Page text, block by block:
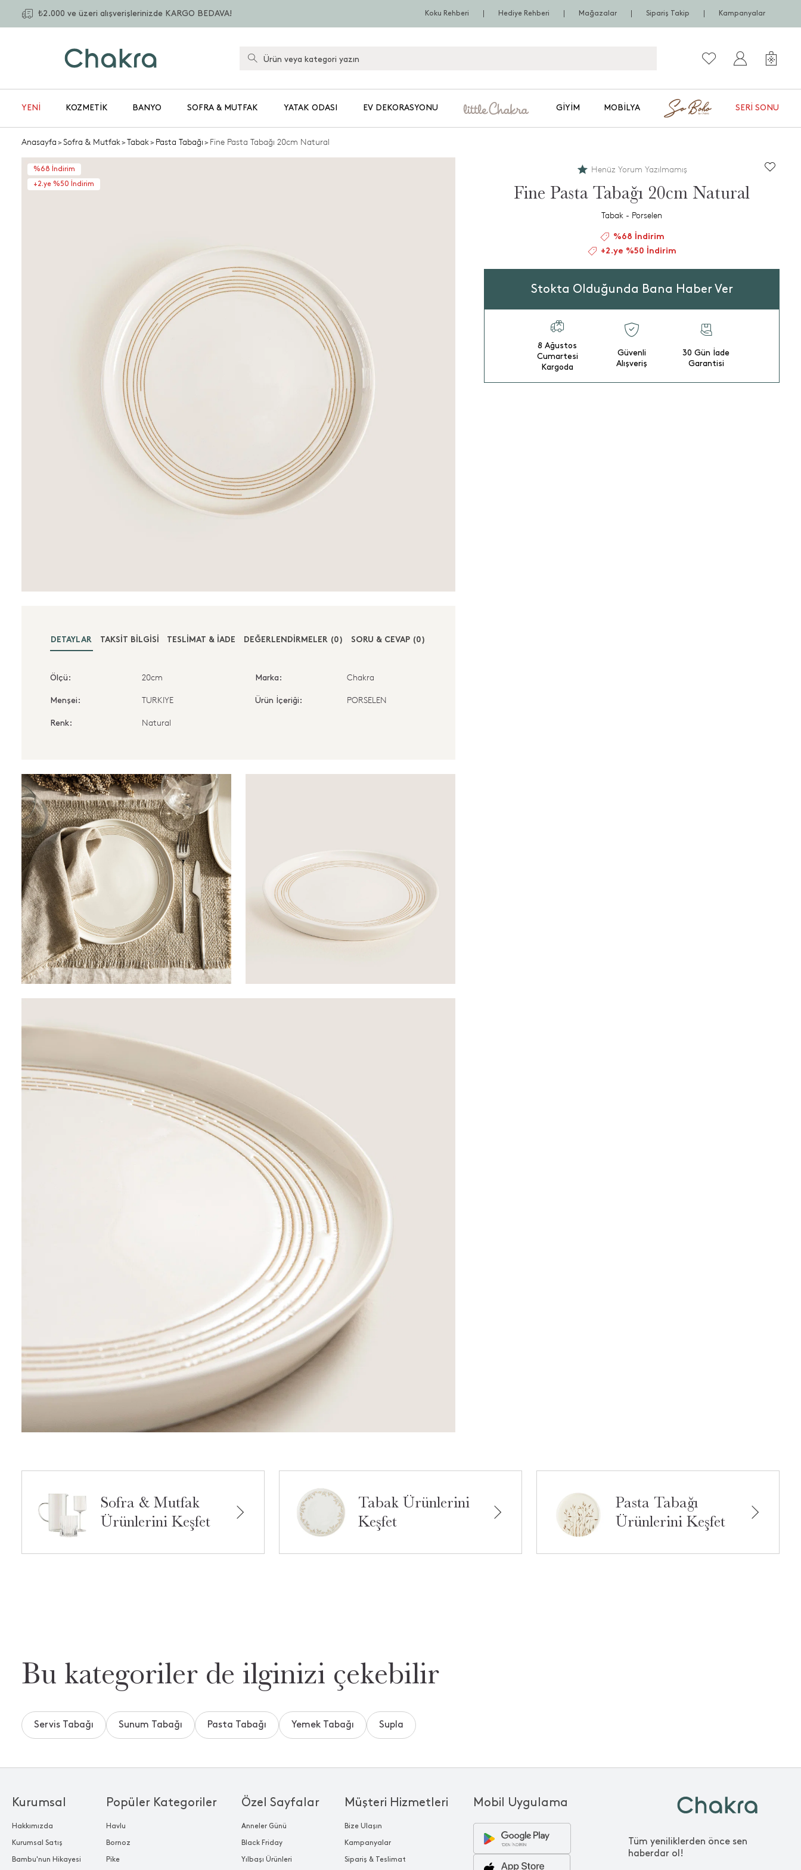
₺2.000 ve üzeri alışverişlerinizde KARGO BEDAVA! Koku Rehberi Hediye Rehberi Mağazalar Sipariş Takip Kampanyalar
YENİ KOZMETIK BANYO SOFRA & MUTFAK YATAK ODASI EV DEKORASYONU GIYIM MOBILYA SERI SONU
Anasayfa>Sofra & Mutfak>Tabak>Pasta Tabağı>Fine Pasta Tabağı 20cm Natural
%68 İndirim
+2.ye %50 İndirim
DETAYLAR TAKSIT BILGISI TESLIMAT & İADE DEĞERLENDİRMELER (0) SORU & CEVAP (0)
Ölçü: 20cm Marka: Chakra
Menşei: TURKIYE Ürün İçeriği: PORSELEN
Renk: Natural
Henüz Yorum Yazılmamış
Fine Pasta Tabağı 20cm Natural
Tabak - Porselen
%68 İndirim
+2.ye %50 İndirim
Stokta Olduğunda Bana Haber Ver
8 Ağustos
Cumartesi
Kargoda
Güvenli
Alışveriş
30 Gün İade
Garantisi
Sofra & Mutfak
Ürünlerini Keşfet
Tabak Ürünlerini
Keşfet
Pasta Tabağı
Ürünlerini Keşfet
Bu kategoriler de ilginizi çekebilir
Servis Tabağı Sunum Tabağı Pasta Tabağı Yemek Tabağı Supla
Tüm yeniliklerden önce sen
haberdar ol!
Popüler Kategoriler
Havlu
Bornoz
Pike
Özel Sayfalar
Anneler Günü
Black Friday
Yılbaşı Ürünleri
Kurumsal
Hakkımızda
Kurumsal Satış
Bambu'nun Hikayesi
Müşteri Hizmetleri
Bize Ulaşın
Kampanyalar
Sipariş & Teslimat
Mobil Uygulama